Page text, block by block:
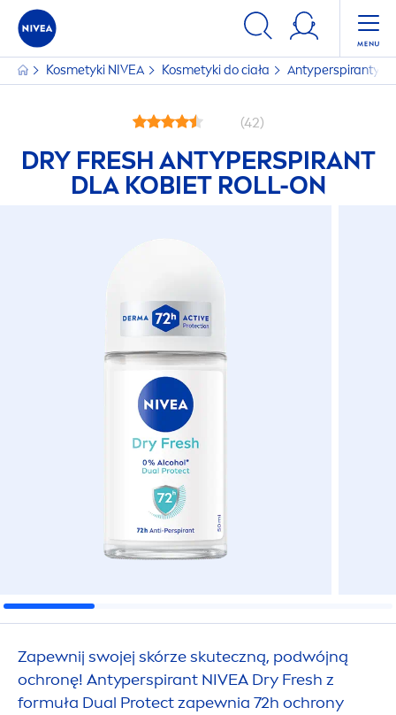
Kosmetyki NIVEA Kosmetyki do ciała Antyperspiranty
(42)
DRY FRESH ANTYPERSPIRANT
DLA KOBIET ROLL-ON
Zapewnij swojej skórze skuteczną, podwójną
ochronę! Antyperspirant NIVEA Dry Fresh z
formuła Dual Protectzapewnia 72h ochrony